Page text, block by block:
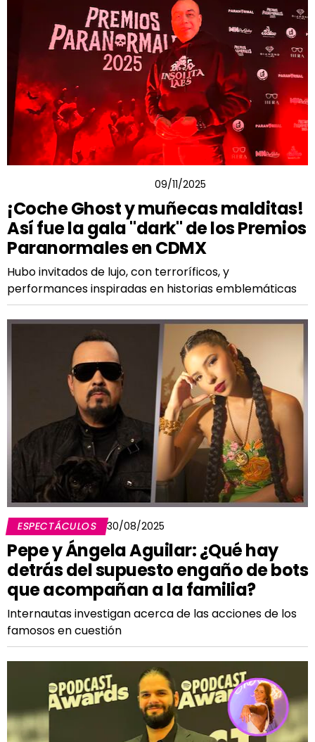
09/11/2025
¡Coche Ghost y muñecas malditas!
Así fue la gala "dark" de los Premios
Paranormales en CDMX
Hubo invitados de lujo, con terroríficos, y
performances inspiradas en historias emblemáticas
ESPECTÁCULOS 30/08/2025
Pepe y Ángela Aguilar: ¿Qué hay
detrás del supuesto engaño de bots
que acompañan a la familia?
Internautas investigan acerca de las acciones de los
famosos en cuestión